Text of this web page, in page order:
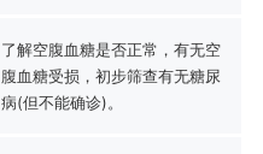
了解空腹血糖是否正常，有无空
腹血糖受损，初步筛查有无糖尿
病(但不能确诊)。